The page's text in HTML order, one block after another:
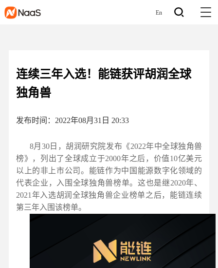
En
连续三年入选！能链获评胡润全球
独角兽
发布时间：2022年08月31日 20:33
8月30日，胡润研究院发布《2022年中全球独角兽
榜》，列出了全球成立于2000年之后，价值10亿美元
以上的非上市公司。能链作为中国能源数字化领域的
代表企业，入围全球独角兽榜单。这也是继2020年、
2021年入选胡润全球独角兽企业榜单之后，能链连续
第三年入围该榜单。